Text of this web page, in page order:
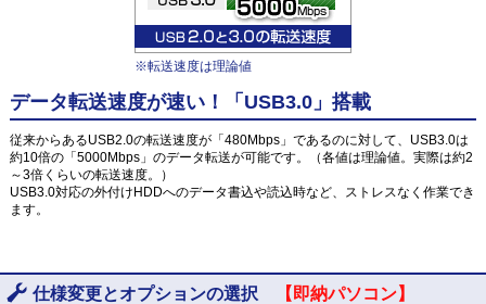
※転送速度は理論値
データ転送速度が速い！「USB3.0」搭載
従来からあるUSB2.0の転送速度が「480Mbps」であるのに対して、USB3.0は
約10倍の「5000Mbps」のデータ転送が可能です。（各値は理論値。実際は約2
～3倍くらいの転送速度。）
USB3.0対応の外付けHDDへのデータ書込や読込時など、ストレスなく作業でき
ます。
仕様変更とオプションの選択
【即納パソコン】